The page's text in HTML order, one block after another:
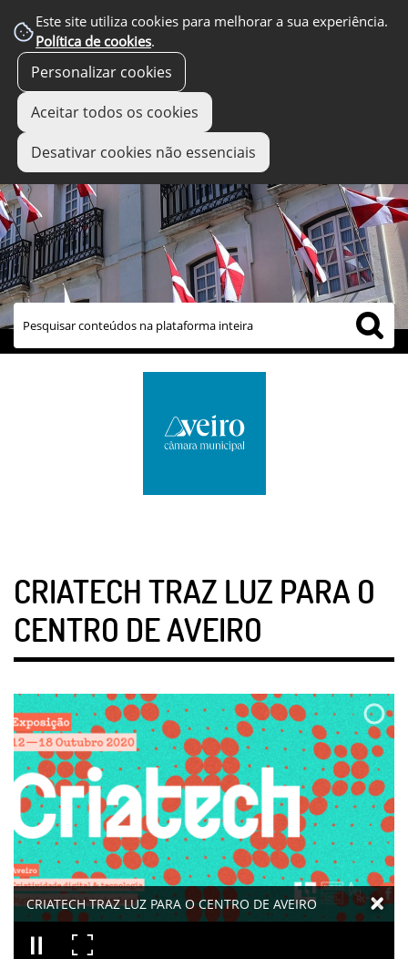
Este site utiliza cookies para melhorar a sua experiência.
Política de cookies.
Personalizar cookies
Aceitar todos os cookies
Desativar cookies não essenciais
links úteis
CRIATECH TRAZ LUZ PARA O
CENTRO DE AVEIRO
CRIATECH TRAZ LUZ PARA O CENTRO DE AVEIRO